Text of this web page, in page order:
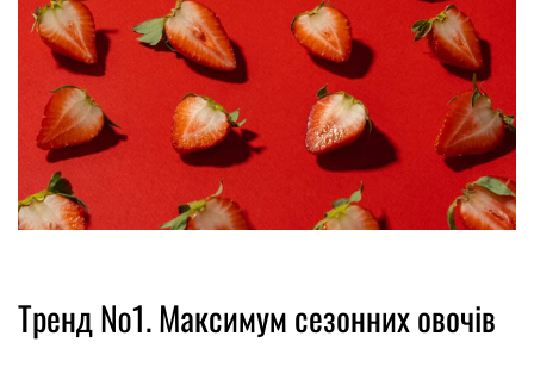
Тренд №1. Максимум сезонних овочів